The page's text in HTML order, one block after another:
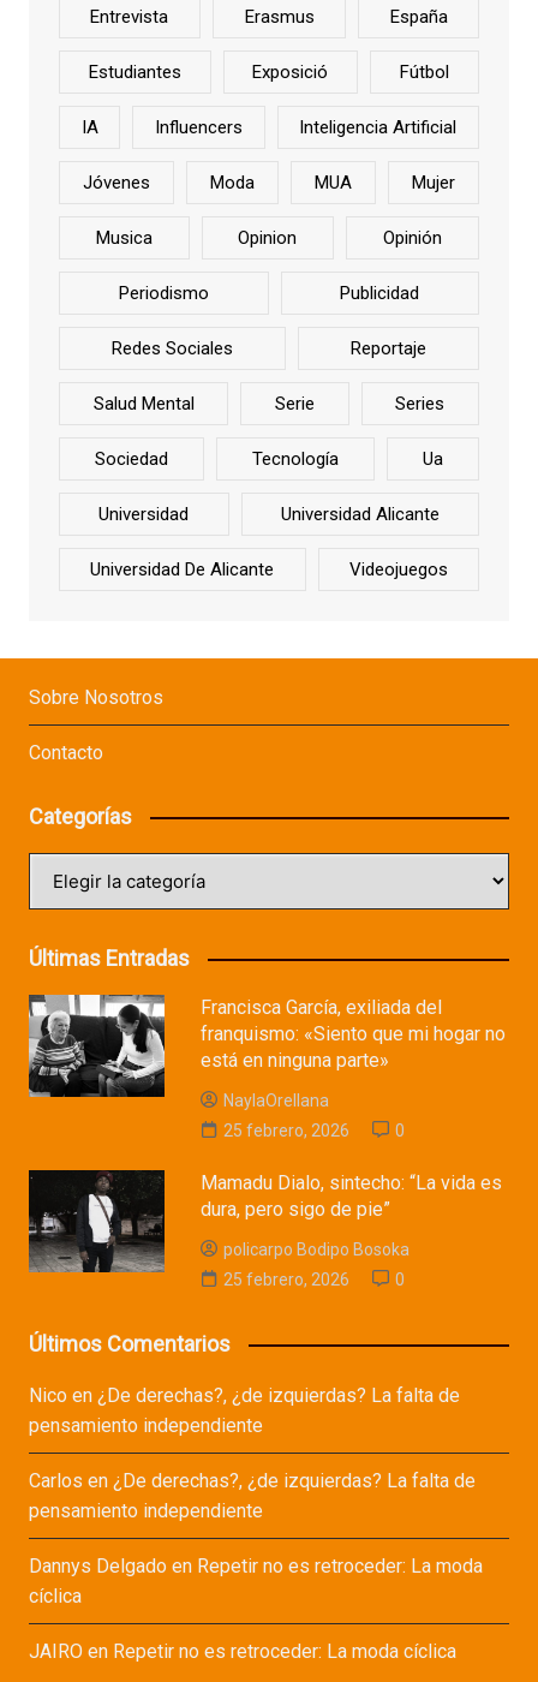
Entrevista Erasmus España
Estudiantes Exposició Fútbol
IA Influencers Inteligencia Artificial
Jóvenes Moda MUA Mujer
Musica Opinion Opinión
Periodismo Publicidad
Redes Sociales Reportaje
Salud Mental Serie Series
Sociedad Tecnología Ua
Universidad Universidad Alicante
Universidad De Alicante Videojuegos
Sobre Nosotros
Contacto
Categorías
Últimas Entradas
Francisca García, exiliada del
franquismo: «Siento que mi hogar no
está en ninguna parte»
NaylaOrellana
25 febrero, 2026
0
Mamadu Dialo, sintecho: “La vida es
dura, pero sigo de pie”
policarpo Bodipo Bosoka
25 febrero, 2026
0
Últimos Comentarios
Nicoen ¿De derechas?, ¿de izquierdas? La falta de
pensamiento independiente
Carlos en ¿De derechas?, ¿de izquierdas? La falta de
pensamiento independiente
Dannys Delgadoen Repetir no es retroceder: La moda
cíclica
JAIROen Repetir no es retroceder: La moda cíclica